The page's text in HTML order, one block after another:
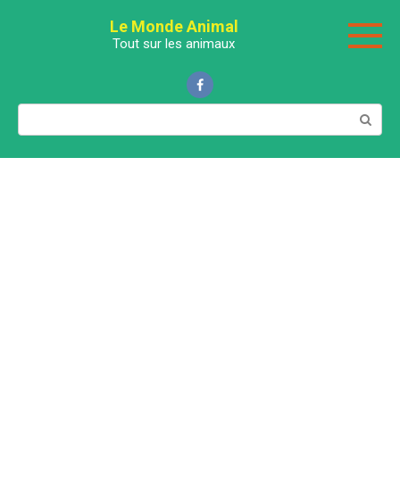
Le Monde Animal
Tout sur les animaux
Поиск: